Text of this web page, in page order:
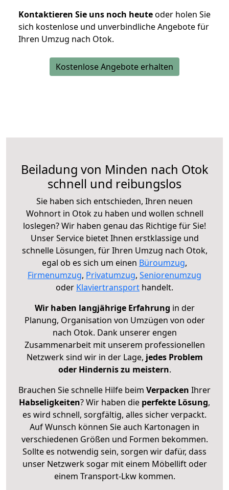
Kontaktieren Sie uns noch heuteoder holen Sie
sich kostenlose und unverbindliche Angebote für
Ihren Umzug nach Otok.
Kostenlose Angebote erhalten
Beiladung von Minden nach Otok
schnell und reibungslos
Sie haben sich entschieden, Ihren neuen
Wohnort in Otok zu haben und wollen schnell
loslegen? Wir haben genau das Richtige für Sie!
Unser Service bietet Ihnen erstklassige und
schnelle Lösungen, für Ihren Umzug nach Otok,
egal ob es sich um einen Büroumzug,
Firmenumzug, Privatumzug, Seniorenumzug
oder Klaviertransport handelt.
Wir haben langjährige Erfahrung in der
Planung, Organisation von Umzügen von oder
nach Otok. Dank unserer engen
Zusammenarbeit mit unserem professionellen
Netzwerk sind wir in der Lage, jedes Problem
oder Hindernis zu meistern.
Brauchen Sie schnelle Hilfe beim Verpacken Ihrer
Habseligkeiten? Wir haben die perfekte Lösung,
es wird schnell, sorgfältig, alles sicher verpackt.
Auf Wunsch können Sie auch Kartonagen in
verschiedenen Größen und Formen bekommen.
Sollte es notwendig sein, sorgen wir dafür, dass
unser Netzwerk sogar mit einem Möbellift oder
einem Transport-Lkw kommen.